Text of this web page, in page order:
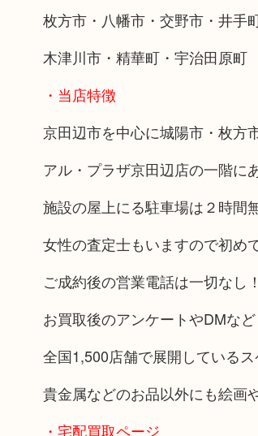
枚方市・八幡市・交野市・井手
木津川市・精華町・宇治田原町
・当店特徴
京田辺市を中心に城陽市・枚方
アル・プラザ京田辺店の一階に
施設の屋上にる駐車場は２時間
女性の査定士もいますので初め
ご成約後の営業電話は一切なし！
お買取後のアンケートやDMなど
全国1,500店舗で展開している
貴金属などのお品以外にも絵画
・宅配買取ページ